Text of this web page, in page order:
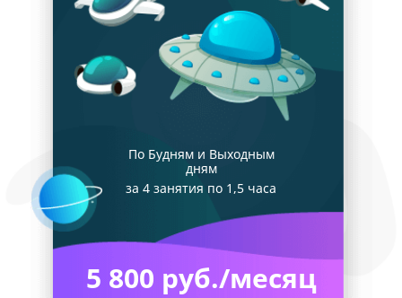
По Будням и Выходным
дням
за 4 занятия по 1,5 часа
5 800 руб./месяц